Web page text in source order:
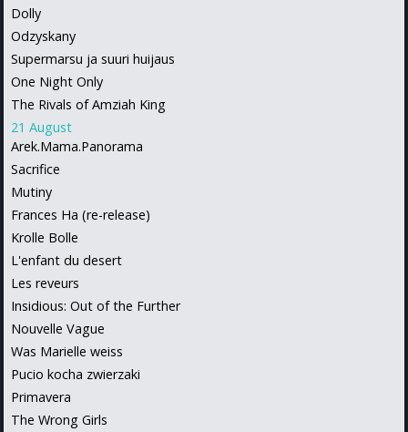
Dolly
Odzyskany
Supermarsu ja suuri huijaus
One Night Only
The Rivals of Amziah King
21 August
Arek.Mama.Panorama
Sacrifice
Mutiny
Frances Ha (re-release)
Krolle Bolle
L'enfant du desert
Les reveurs
Insidious: Out of the Further
Nouvelle Vague
Was Marielle weiss
Pucio kocha zwierzaki
Primavera
The Wrong Girls